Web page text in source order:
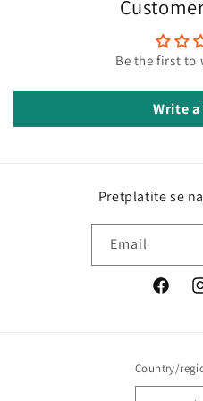
Be the first to
Write
Pretplatite se
Email
Country/